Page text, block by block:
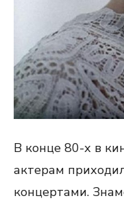
В конце 80-х в
актерам
концертами.